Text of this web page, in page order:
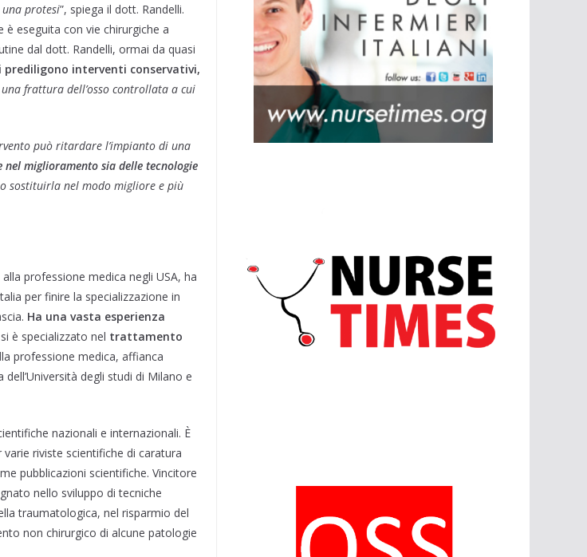
protesi”, spiega il dott. Randelli.
è eseguita con vie chirurgiche a
dal dott. Randelli, ormai da quasi
prediligono interventi conservativi,
frattura dell’osso controllata a cui
può ritardare l’impianto di una
miglioramento sia delle tecnologie
sostituirla nel modo migliore e più
professione medica negli USA, ha
per finire la specializzazione in
Ha una vasta esperienza
è specializzato nel trattamento
professione medica, affianca
degli studi di Milano e
nazionali e internazionali. È
riviste scientifiche di caratura
pubblicazioni scientifiche. Vincitore
nello sviluppo di tecniche
traumatologica, nel risparmio del
non chirurgico di alcune patologie